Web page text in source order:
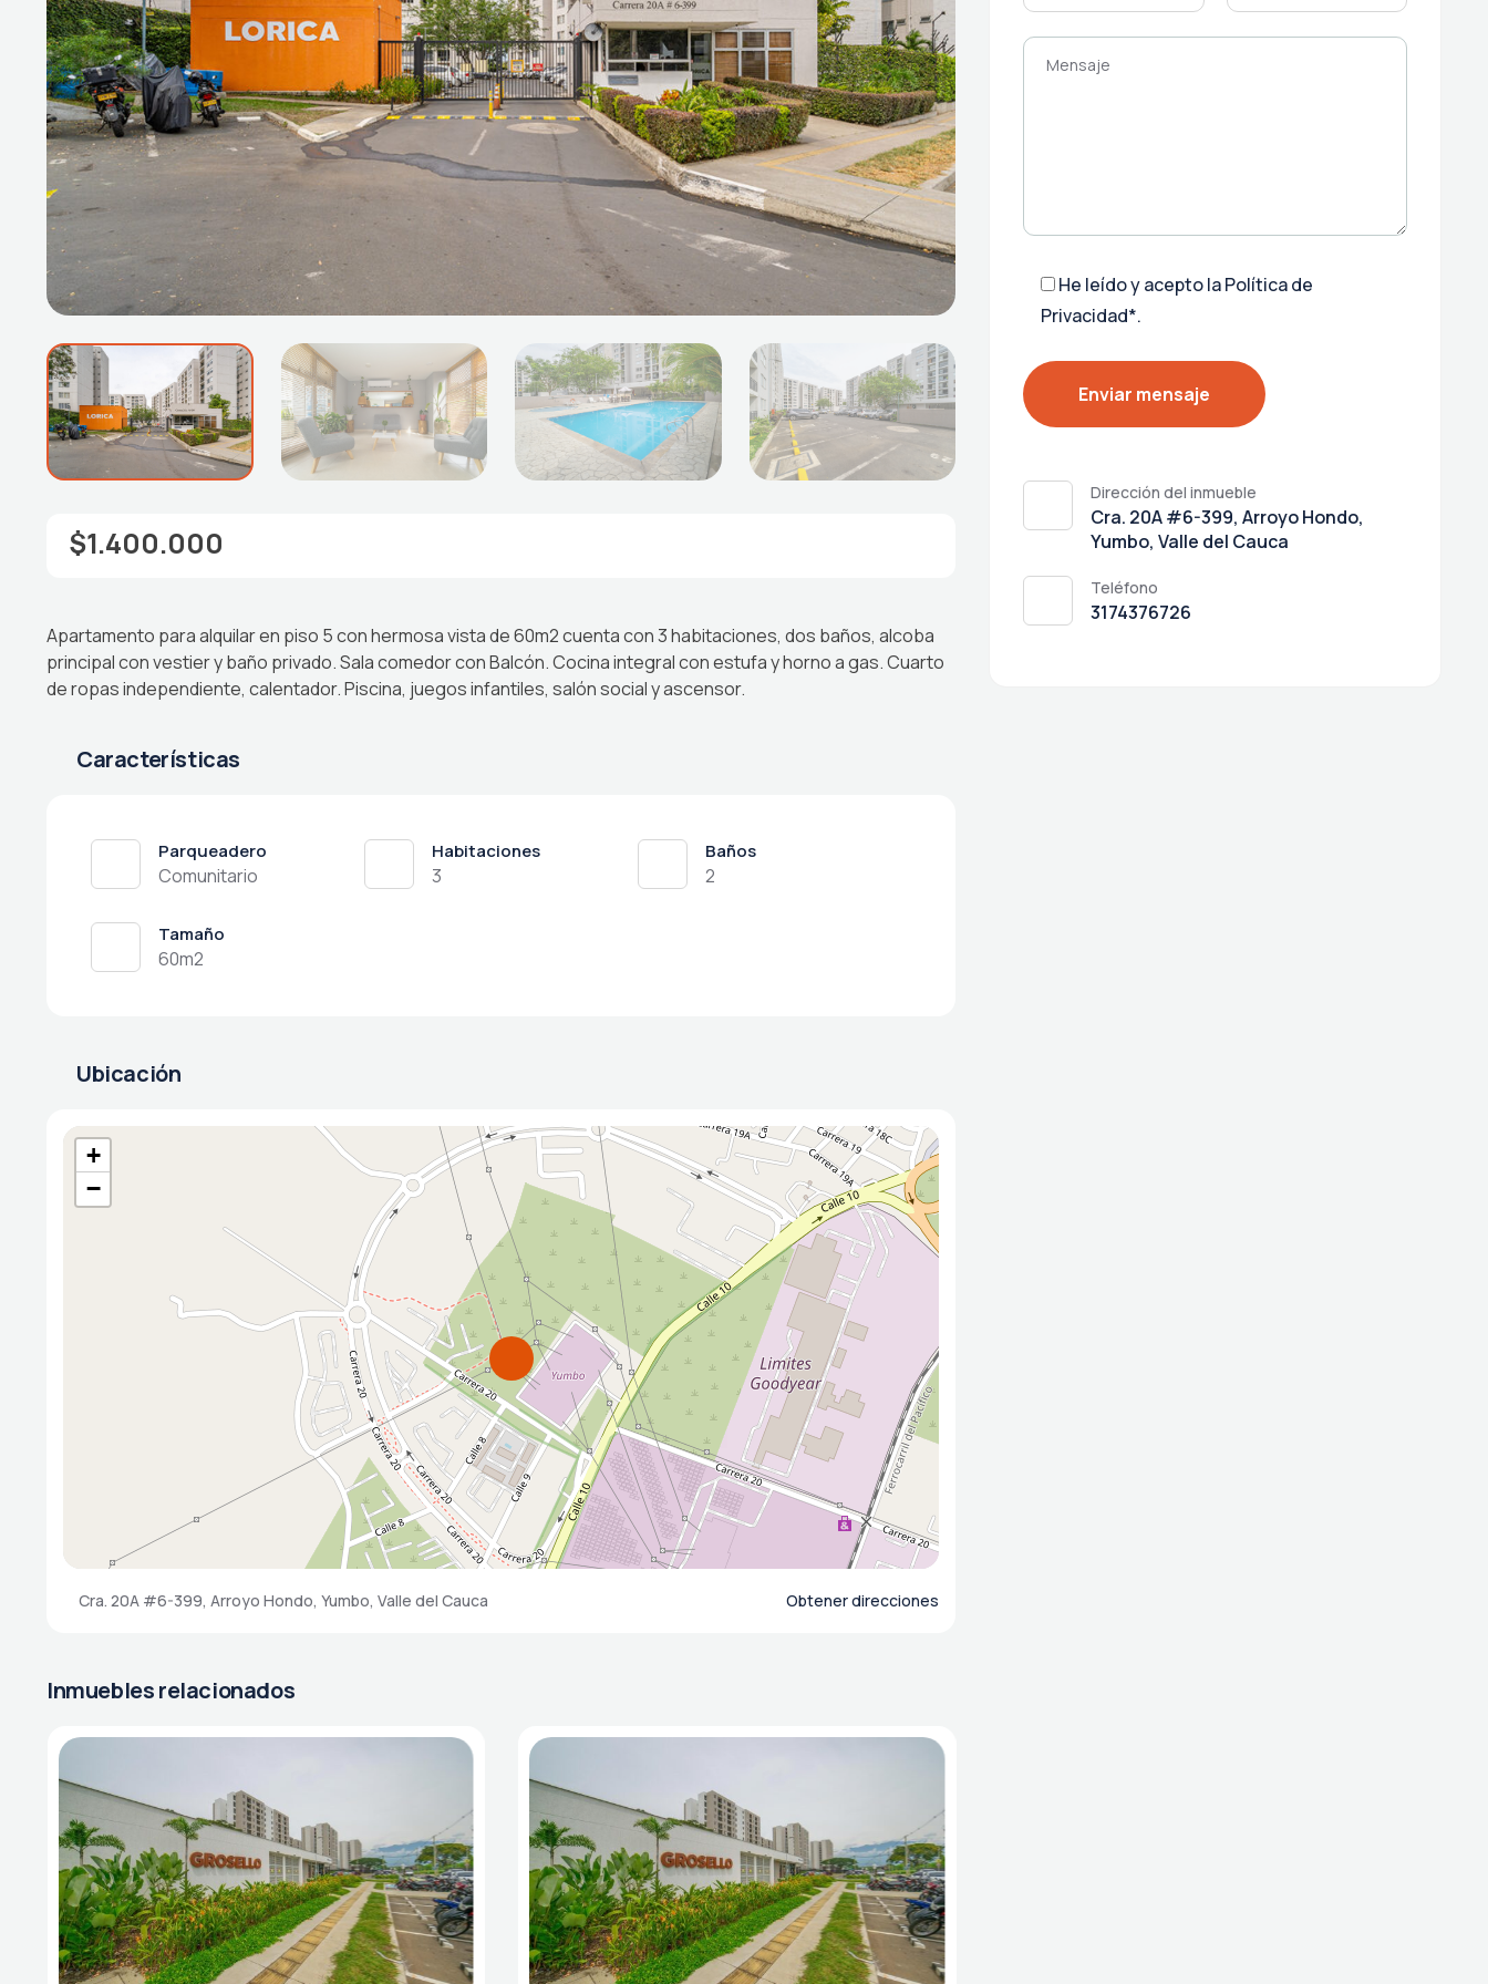
$1.400.000
Apartamento para alquilar en piso 5 con hermosa vista de 60m2 cuenta con 3 habitaciones, dos baños, alcoba
principal con vestier y baño privado. Sala comedor con Balcón. Cocina integral con estufa y horno a gas. Cuarto
de ropas independiente, calentador. Piscina, juegos infantiles, salón social y ascensor.
Características
Parqueadero
Comunitario
Habitaciones
3
Baños
2
Tamaño
60m2
Ubicación
+
−
Cra. 20A #6-399, Arroyo Hondo, Yumbo, Valle del Cauca Obtener direcciones
Inmuebles relacionados
He leído y acepto laPolítica de
Privacidad*.
Dirección del inmueble
Cra. 20A #6-399, Arroyo Hondo,
Yumbo, Valle del Cauca
Teléfono
3174376726